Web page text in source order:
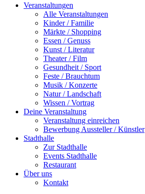
Veranstaltungen
Alle Veranstaltungen
Kinder / Familie
Märkte / Shopping
Essen / Genuss
Kunst / Literatur
Theater / Film
Gesundheit / Sport
Feste / Brauchtum
Musik / Konzerte
Natur / Landschaft
Wissen / Vortrag
Deine Veranstaltung
Veranstaltung einreichen
Bewerbung Aussteller / Künstler
Stadthalle
Zur Stadthalle
Events Stadthalle
Restaurant
Über uns
Kontakt